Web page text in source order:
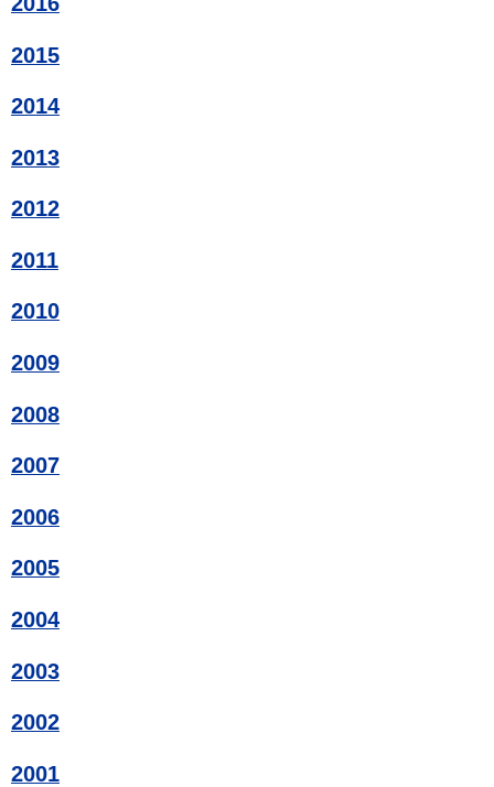
2015
2014
2013
2012
2011
2010
2009
2008
2007
2006
2005
2004
2003
2002
2001